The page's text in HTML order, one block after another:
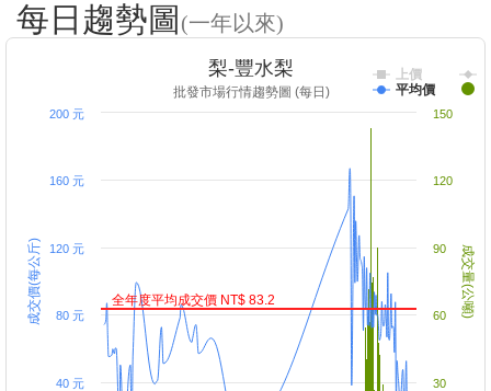
每日趨勢圖 (一年以來)
成交價(每公斤) 成交量(公噸)
梨-豐水梨
批發市場行情趨勢圖 (每日)
上價
平均價
40 元
80 元
120 元
160 元
200 元
30
60
90
120
150
全年度平均成交價 NT$ 83.2